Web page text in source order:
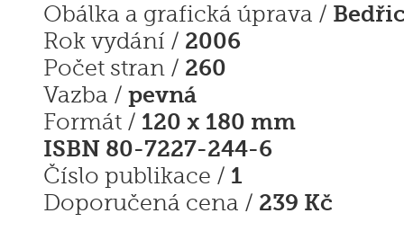
Obálka a grafická úprava /
Rok vydání / 2006
Počet stran / 260
Vazba / pevná
Formát / 120 x 180 mm
ISBN 80-7227-244-6
Číslo publikace / 1
Doporučená cena / 239 Kč